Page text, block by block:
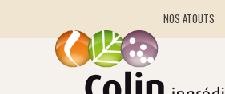
NOS ATOUTS